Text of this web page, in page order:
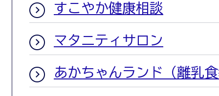
すこやか健康相談
マタニティサロン
あかちゃんランド（離乳